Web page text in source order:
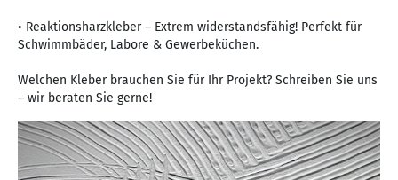
• Reaktionsharzkleber – Extrem widerstandsfähig! Perfekt für
Schwimmbäder, Labore & Gewerbeküchen.
Welchen Kleber brauchen Sie für Ihr Projekt? Schreiben Sie uns
– wir beraten Sie gerne!